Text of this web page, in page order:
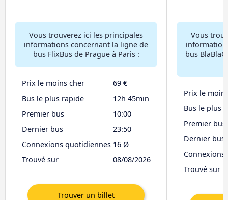
Vous trouverez ici les principales
informations concernant la ligne de
bus FlixBus de Prague à Paris :
Prix le moins cher
69 €
Bus le plus rapide
12h 45min
Premier bus
10:00
Dernier bus
23:50
Connexions quotidiennes 16 Ø
Trouvé sur
08/08/2026
Vous
bus
Prix le
Bus le plus
Premier bus
Dernier bus
Trouvé sur